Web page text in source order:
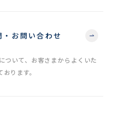
・お問い合わせ
ついて、お客さまからよくいた
ります。